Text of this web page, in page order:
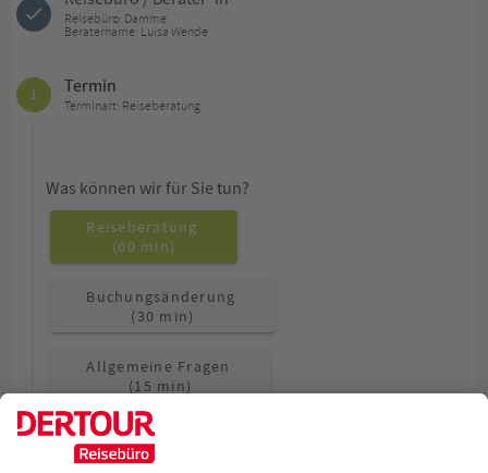
Reisebüro: Damme
Beratername: Luisa Wende
1 Termin
Terminart: Reiseberatung
Was können wir für Sie tun?
Reiseberatung
(60 min)
Buchungsänderung
(30 min)
Allgemeine Fragen
(15 min)
Wie möchten Sie beraten werden?